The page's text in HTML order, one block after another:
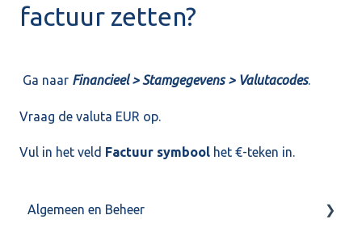
factuur zetten?
Ga naar Financieel > Stamgegevens > Valutacodes.
Vraag de valuta EUR op.
Vul in het veld Factuur symbool het €-teken in.
Algemeen en Beheer